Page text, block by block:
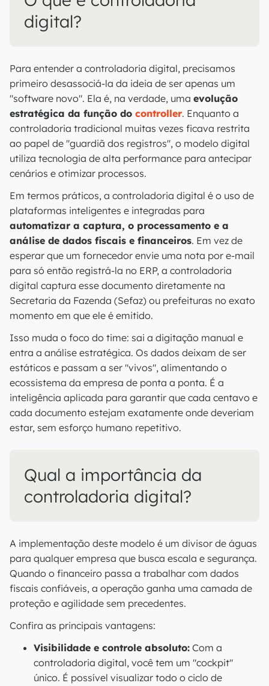
digital?
Para entender a controladoria digital, precisamos
primeiro desassociá-la da ideia de ser apenas um
"software novo". Ela é, na verdade, uma evolução
estratégica da função do controller. Enquanto a
controladoria tradicional muitas vezes ficava restrita
ao papel de "guardiã dos registros", o modelo digital
utiliza tecnologia de alta performance para antecipar
cenários e otimizar processos.
Em termos práticos, a controladoria digital é o uso de
plataformas inteligentes e integradas para
automatizar a captura, o processamento e a
análise de dados fiscais e financeiros. Em vez de
esperar que um fornecedor envie uma nota por e-mail
para só então registrá-la no ERP, a controladoria
digital captura esse documento diretamente na
Secretaria da Fazenda (Sefaz) ou prefeituras no exato
momento em que ele é emitido.
Isso muda o foco do time: sai a digitação manual e
entra a análise estratégica. Os dados deixam de ser
estáticos e passam a ser "vivos", alimentando o
ecossistema da empresa de ponta a ponta. É a
inteligência aplicada para garantir que cada centavo e
cada documento estejam exatamente onde deveriam
estar, sem esforço humano repetitivo.
Qual a importância da
controladoria digital?
A implementação deste modelo é um divisor de águas
para qualquer empresa que busca escala e segurança.
Quando o financeiro passa a trabalhar com dados
fiscais confiáveis, a operação ganha uma camada de
proteção e agilidade sem precedentes.
Confira as principais vantagens:
Visibilidade e controle absoluto: Com a
controladoria digital, você tem um "cockpit"
único. É possível visualizar todo o ciclo de